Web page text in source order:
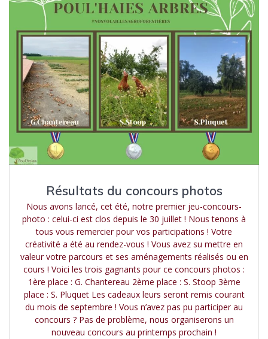
Résultats du concours photos
Nous avons lancé, cet été, notre premier jeu-concours-
photo : celui-ci est clos depuis le 30 juillet ! Nous tenons à
tous vous remercier pour vos participations ! Votre
créativité a été au rendez-vous ! Vous avez su mettre en
valeur votre parcours et ses aménagements réalisés ou en
cours ! Voici les trois gagnants pour ce concours photos :
1ère place : G. Chantereau 2ème place : S. Stoop 3ème
place : S. Pluquet Les cadeaux leurs seront remis courant
du mois de septembre ! Vous n’avez pas pu participer au
concours ? Pas de problème, nous organiserons un
nouveau concours au printemps prochain !